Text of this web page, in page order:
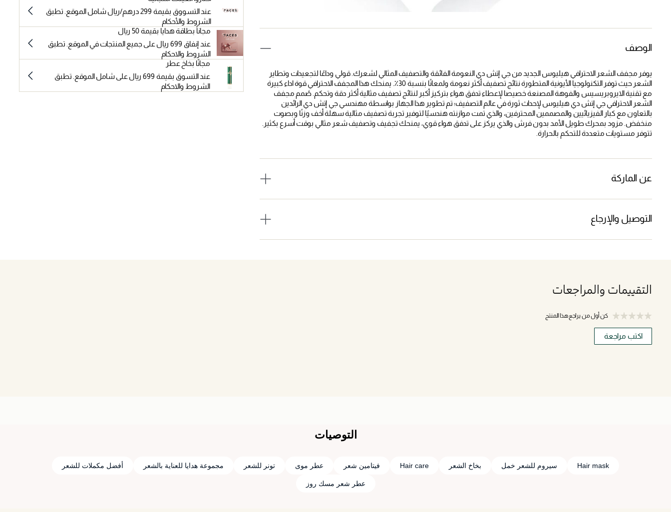
الوصف
يوفر مجفف الشعر الاحترافي هيليوس الجديد من جي إتش دي النعومة الفائقة والتصفيف المثالي لشعرك. قولي وداعًا لتجعيدات وتطاير
الشعر حيث توفر التكنولوجيا الأيونية المتطورة نتائج تصفيف أكثر نعومة ولمعانًا بنسبة 30٪. يمنحك هذا المجفف الاحترافي قوة اداء كبيرة
مع تقنية الايروبريسيس والفوهة المصنعة خصيصا لإعطاء تدفق هواء بتركيز أكبر لنتائج تصفيف مثالية أكثر دقة وتحكم. صُمم مجفف
الشعر الاحترافي جي إتش دي هيليوس لإحداث ثورة في عالم التصفيف؛ تم تطوير هذا الجهاز بواسطة مهندسي جي إتش دي الرائدين
بالتعاون مع كبار الفيزيائيين والمصممين المحترفين، والذي تمت موازنته هندسيًا لتوفير تجربة تصفيف مثالية سهلة أخف وزنًا وبصوت
منخفض. مزود بمحرك طويل الأمد بدون فرش والذي يركز على تدفق هواء قوي، يمنحك تجفيف وتصفيف شعر مثالي بوقت أسرع بكثير.
تتوفر مستويات متعددة للتحكم بالحرارة.
عن الماركة
التوصيل والإرجاع
عند التسووق بقيمة 299 درهم/ريال شامل الموقع. تطبق
الشروط والأحكام
مجاناً بطاقة هدايا بقيمة 50 ريال
عند إنفاق 699 ريال على جميع المنتجات في الموقع. تطبق
الشروط والاحكام
مجانًا بخاخ عطر
عند التسوق بقيمة 699 ريال على شامل الموقع. تطبق
الشروط والاحكام
التقييمات والمراجعات
كن أول من يراجع هذا المنتج
اكتب مراجعة
التوصيات
Hair mask سيروم للشعر خمل بخاخ الشعر Hair care فيتامين شعر عطر موى تونر للشعر مجموعة هدايا للعناية بالشعر أفضل مكملات للشعر
عطر شعر مسك روز